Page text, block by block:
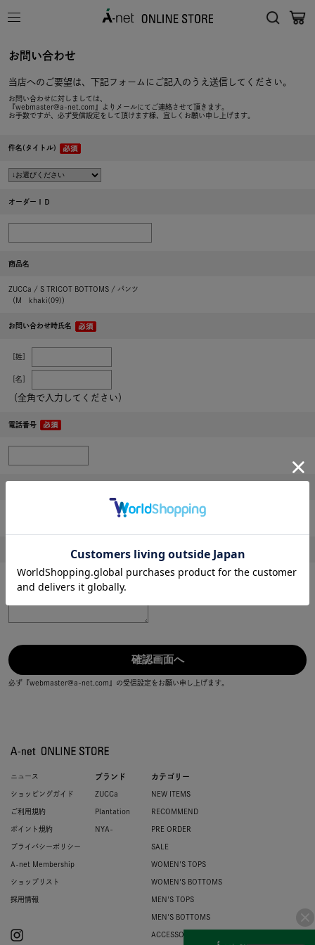
お問い合わせ
当店へのご要望は、下記フォームにご記入のうえ送信してください。
お問い合わせに対しましては、
『webmaster@a-net.com』よりメールにてご連絡させて頂きます。
お手数ですが、必ず受信設定をして頂けます様、宜しくお願い申し上げます。
件名(タイトル)
オーダーＩＤ
商品名
ZUCCa / S TRICOT BOTTOMS / パンツ
（M khaki(09)）
お問い合わせ時氏名
［姓］
［名］
（全角で入力してください）
電話番号
必ず『webmaster@a-net.com』の受信設定をお願い申し上げます。
ニュース
ショッピングガイド
ご利用規約
ポイント規約
プライバシーポリシー
A-net Membership
ショップリスト
採用情報
ブランド
ZUCCa
Plantation
NYA-
カテゴリー
NEW ITEMS
RECOMMEND
PRE ORDER
SALE
WOMEN'S TOPS
WOMEN'S BOTTOMS
MEN'S TOPS
MEN'S BOTTOMS
ACCESSORIES